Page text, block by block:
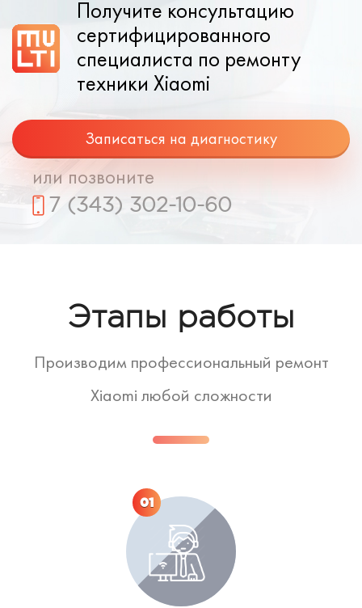
Получите консультацию
сертифицированного
специалиста по ремонту
техники Xiaomi
Записаться на диагностику
или позвоните
7 (343) 302-10-60
Этапы работы
Производим профессиональный ремонт
Xiaomi любой сложности
01